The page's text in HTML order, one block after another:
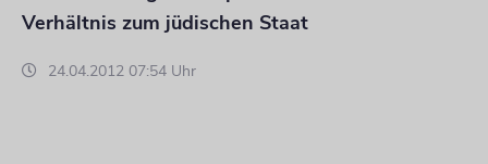
Verhältnis zum jüdischen Staat
24.04.2012 07:54 Uhr